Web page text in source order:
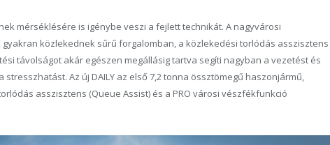
mérséklésére is igénybe veszi a fejlett technikát. A nagyvárosi
közlekednek sűrű forgalomban, a közlekedési torlódás asszisztens
távolságot akár egészen megállásig tartva segíti nagyban a vezetést és
Az új DAILY az első 7,2 tonna össztömegű haszonjármű,
asszisztens (Queue Assist) és a PRO városi vészfékfunkció